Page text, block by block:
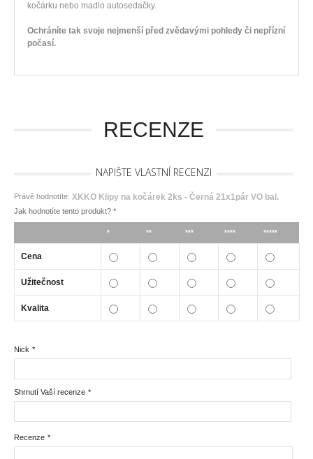
kočárku nebo madlo autosedačky.
Ochráníte tak svoje nejmenší před zvědavými pohledy či nepřízní
počasí.
RECENZE
NAPIŠTE VLASTNÍ RECENZI
Právě hodnotíte: XKKO Klipy na kočárek 2ks - Černá 21x1pár VO bal.
Jak hodnotíte tento produkt? *
* ** *** **** *****
Cena
Užitečnost
Kvalita
*
Nick
*
Shrnutí Vaší recenze
*
Recenze